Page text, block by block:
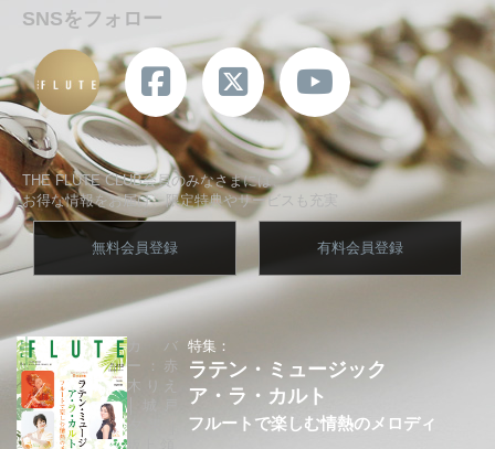
SNSをフォロー
THE FLUTE CLUB会員のみなさまには、
お得な情報をお届け、限定特典やサービスも充実
無料会員登録 有料会員登録
特集：
ラテン・ミュージック
ア・ラ・カルト
フルートで楽しむ情熱のメロディ
カバ
ー：赤
木りえ